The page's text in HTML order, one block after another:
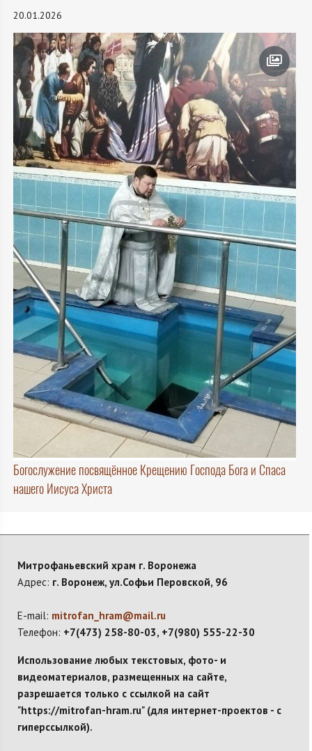
20.01.2026
Богослужение посвящённое Крещению Господа Бога и Спаса
нашего Иисуса Христа
Митрофаньевский храм г. Воронежа
Адрес: г. Воронеж, ул.Софьи Перовской, 96
E-mail: mitrofan_hram@mail.ru
Телефон: +7(473) 258-80-03, +7(980) 555-22-30
Использование любых текстовых, фото- и
видеоматериалов, размещенных на сайте,
разрешается только с ссылкой на сайт
"https://mitrofan-hram.ru" (для интернет-проектов - с
гиперссылкой).